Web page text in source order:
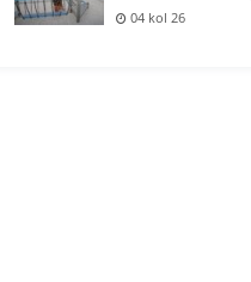
04 kol 26